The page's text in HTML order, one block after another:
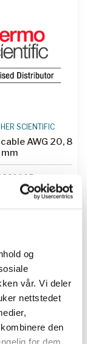
og
vår. Vi deler
nettstedet
den
for dem,
SCIENTIFIC
AWG 20, 8